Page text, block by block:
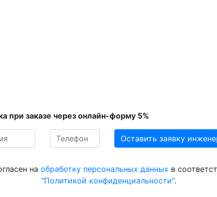
при заказе через онлайн-форму 5%
на обработку персональных данных в
"Политикой конфиденциальности".